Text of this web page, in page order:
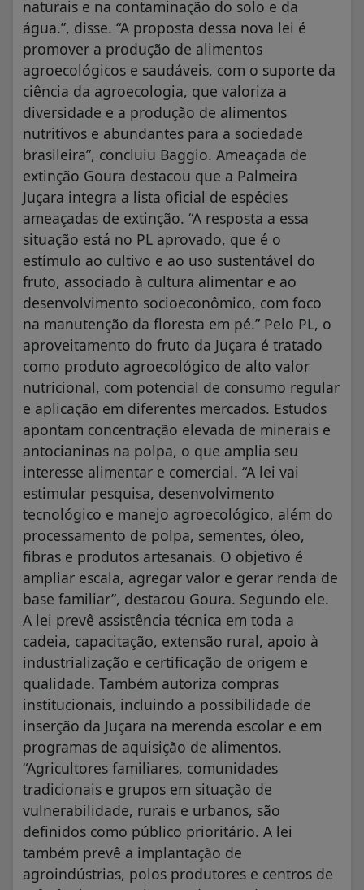
naturais e na contaminação do solo e da
água.”, disse. “A proposta dessa nova lei é
promover a produção de alimentos
agroecológicos e saudáveis, com o suporte da
ciência da agroecologia, que valoriza a
diversidade e a produção de alimentos
nutritivos e abundantes para a sociedade
brasileira”, concluiu Baggio. Ameaçada de
extinção Goura destacou que a Palmeira
Juçara integra a lista oficial de espécies
ameaçadas de extinção. “A resposta a essa
situação está no PL aprovado, que é o
estímulo ao cultivo e ao uso sustentável do
fruto, associado à cultura alimentar e ao
desenvolvimento socioeconômico, com foco
na manutenção da floresta em pé.” Pelo PL, o
aproveitamento do fruto da Juçara é tratado
como produto agroecológico de alto valor
nutricional, com potencial de consumo regular
e aplicação em diferentes mercados. Estudos
apontam concentração elevada de minerais e
antocianinas na polpa, o que amplia seu
interesse alimentar e comercial. “A lei vai
estimular pesquisa, desenvolvimento
tecnológico e manejo agroecológico, além do
processamento de polpa, sementes, óleo,
fibras e produtos artesanais. O objetivo é
ampliar escala, agregar valor e gerar renda de
base familiar”, destacou Goura. Segundo ele.
A lei prevê assistência técnica em toda a
cadeia, capacitação, extensão rural, apoio à
industrialização e certificação de origem e
qualidade. Também autoriza compras
institucionais, incluindo a possibilidade de
inserção da Juçara na merenda escolar e em
programas de aquisição de alimentos.
“Agricultores familiares, comunidades
tradicionais e grupos em situação de
vulnerabilidade, rurais e urbanos, são
definidos como público prioritário. A lei
também prevê a implantação de
agroindústrias, polos produtores e centros de